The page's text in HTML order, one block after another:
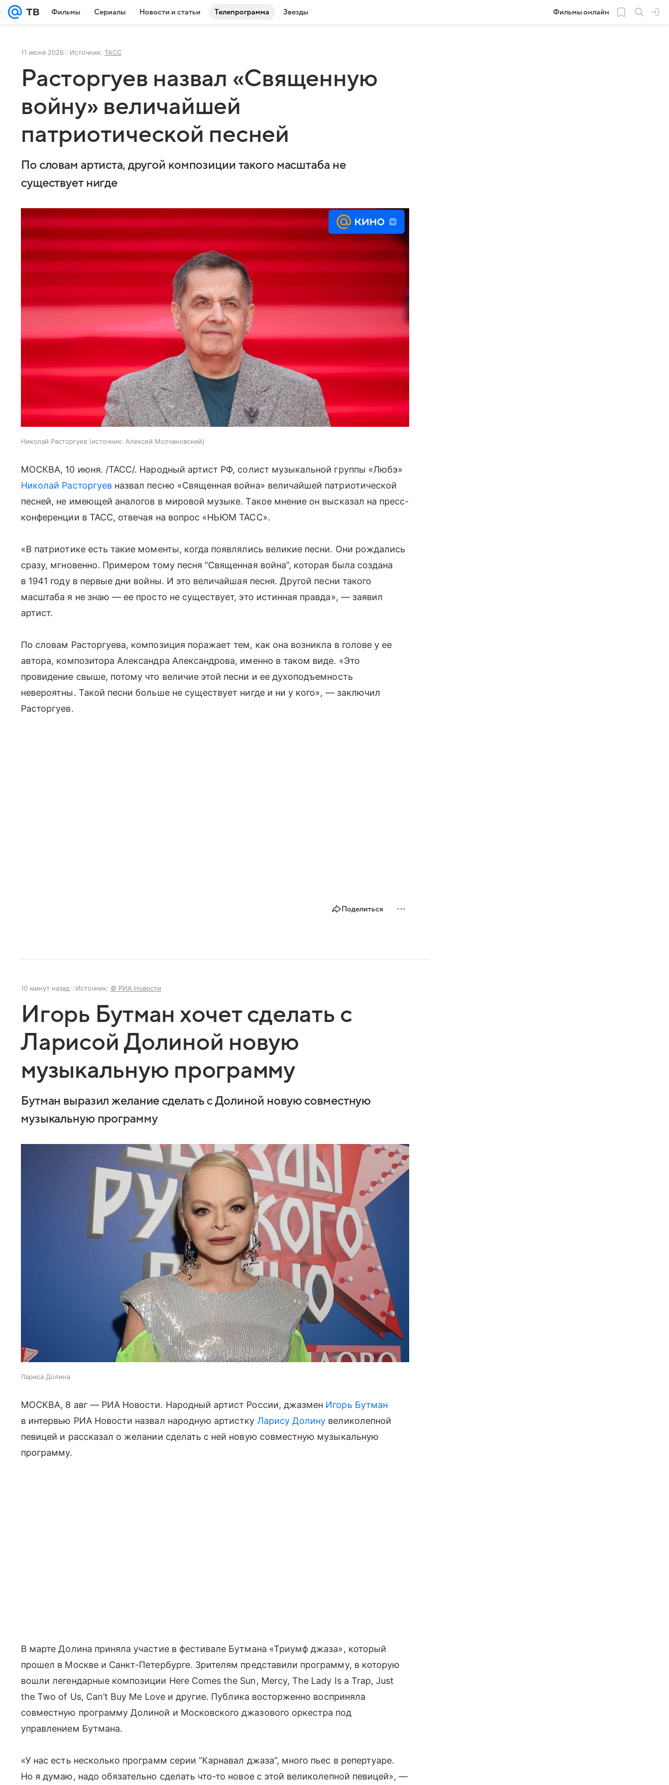
Фильмы Сериалы Новости и статьи Телепрограмма Звезды Фильмы онлайн
11 июня 2026 Источник: ТАСС
Расторгуев назвал «Священную
войну» величайшей
патриотической песней
По словам артиста, другой композиции такого масштаба не
существует нигде
Николай Расторгуев источник: Алексей Молчановский
МОСКВА, 10 июня. /ТАСС/. Народный артист РФ, солист музыкальной группы «Любэ»
Николай Расторгуевназвал песню «Священная война» величайшей патриотической
песней, не имеющей аналогов в мировой музыке. Такое мнение он высказал на пресс-
конференции в ТАСС, отвечая на вопрос «НЬЮМ ТАСС».
«В патриотике есть такие моменты, когда появлялись великие песни. Они рождались
сразу, мгновенно. Примером тому песня “Священная война”, которая была создана
в 1941 году в первые дни войны. И это величайшая песня. Другой песни такого
масштаба я не знаю — ее просто не существует, это истинная правда», — заявил
артист.
По словам Расторгуева, композиция поражает тем, как она возникла в голове у ее
автора, композитора Александра Александрова, именно в таком виде. «Это
провидение свыше, потому что величие этой песни и ее духоподъемность
невероятны. Такой песни больше не существует нигде и ни у кого», — заключил
Расторгуев.
Поделиться
10 минут назад Источник: © РИА Новости
Игорь Бутман хочет сделать с
Ларисой Долиной новую
музыкальную программу
Бутман выразил желание сделать с Долиной новую совместную
музыкальную программу
Лариса Долина
МОСКВА, 8 авг — РИА Новости. Народный артист России, джазмен Игорь Бутман
в интервью РИА Новости назвал народную артистку Ларису Долину великолепной
певицей и рассказал о желании сделать с ней новую совместную музыкальную
программу.
В марте Долина приняла участие в фестивале Бутмана «Триумф джаза», который
прошел в Москве и Санкт-Петербурге. Зрителям представили программу, в которую
вошли легендарные композиции Here Comes the Sun, Mercy, The Lady Is a Trap, Just
the Two of Us, Can’t Buy Me Love и другие. Публика восторженно восприняла
совместную программу Долиной и Московского джазового оркестра под
управлением Бутмана.
«У нас есть несколько программ серии “Карнавал джаза”, много пьес в репертуаре.
Но я думаю, надо обязательно сделать что-то новое с этой великолепной певицей», —